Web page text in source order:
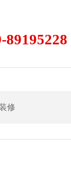
89195228
修